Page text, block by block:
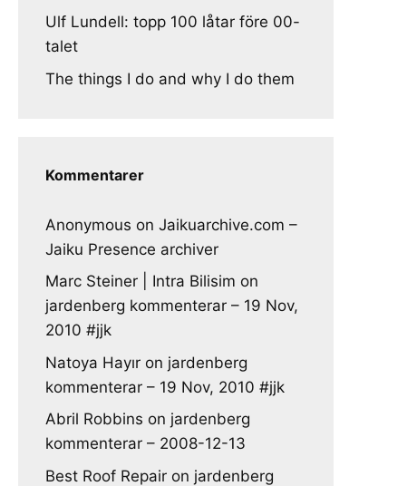
Ulf Lundell: topp 100 låtar före 00-
talet
The things I do and why I do them
Kommentarer
Anonymous on Jaikuarchive.com –
Jaiku Presence archiver
Marc Steiner | Intra Bilisim on
jardenberg kommenterar – 19 Nov,
2010 #jjk
Natoya Hayır on jardenberg
kommenterar – 19 Nov, 2010 #jjk
Abril Robbins on jardenberg
kommenterar – 2008-12-13
Best Roof Repair on jardenberg